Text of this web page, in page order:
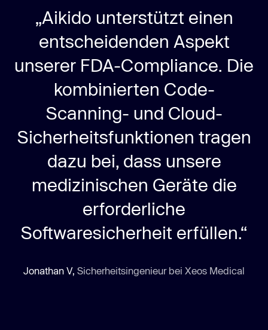
„Aikido unterstützt einen
entscheidenden Aspekt
unserer FDA-Compliance. Die
kombinierten Code-
Scanning- und Cloud-
Sicherheitsfunktionen tragen
dazu bei, dass unsere
medizinischen Geräte die
erforderliche
Softwaresicherheit erfüllen.“
Jonathan V, Sicherheitsingenieur bei Xeos Medical